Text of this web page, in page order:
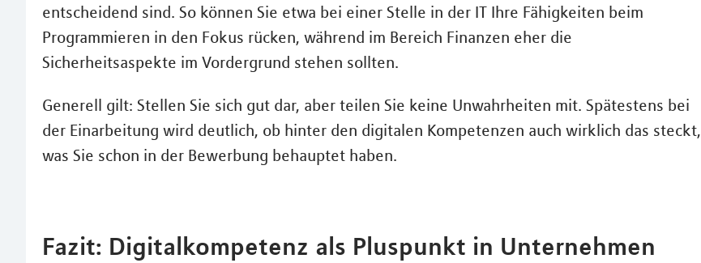
entscheidend sind. So können Sie etwa bei einer Stelle in der IT Ihre Fähigkeiten beim
Programmieren in den Fokus rücken, während im Bereich Finanzen eher die
Sicherheitsaspekte im Vordergrund stehen sollten.
Generell gilt: Stellen Sie sich gut dar, aber teilen Sie keine Unwahrheiten mit. Spätestens bei
der Einarbeitung wird deutlich, ob hinter den digitalen Kompetenzen auch wirklich das steckt,
was Sie schon in der Bewerbung behauptet haben.
Fazit: Digitalkompetenz als Pluspunkt in Unternehmen